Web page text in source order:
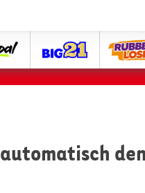
goooal big21
den